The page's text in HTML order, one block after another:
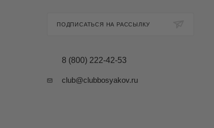
ПОДПИСАТЬСЯ НА РАССЫЛКУ
8 (800) 222-42-53
club@clubbosyakov.ru